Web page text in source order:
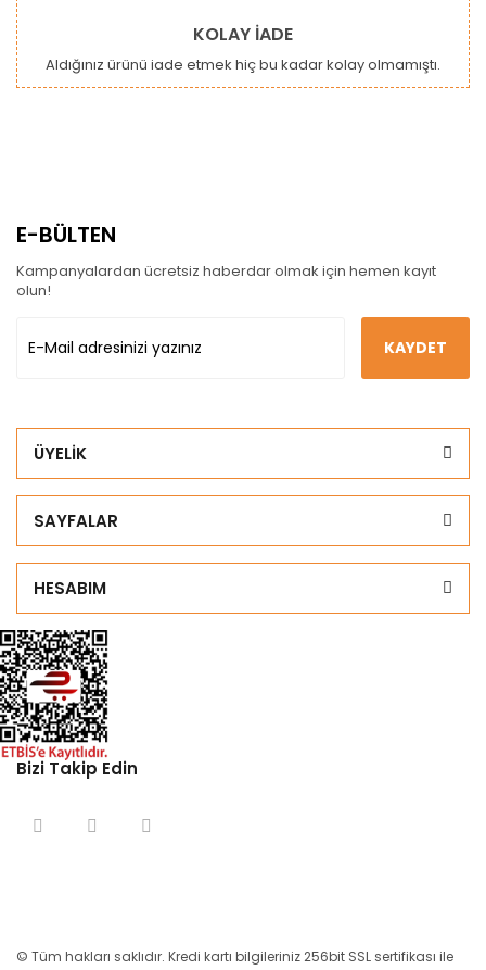
KOLAY İADE
Aldığınız ürünü iade etmek hiç bu kadar kolay olmamıştı.
E-BÜLTEN
Kampanyalardan ücretsiz haberdar olmak için hemen kayıt
olun!
KAYDET
ÜYELİK
SAYFALAR
HESABIM
Bizi Takip Edin
© Tüm hakları saklıdır. Kredi kartı bilgileriniz 256bit SSL sertifikası ile